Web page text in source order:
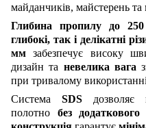
майданчиків, майстерень
Глибина пропилу до
глибокі, так і делікатні
мм забезпечує високу
дизайн та невелика вага
при тривалому
Система SDS дозволяє
полотно без додаткового